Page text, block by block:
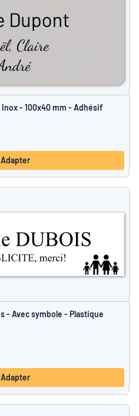
- 100x40 mm - Adhésif
Adapter
- Avec symbole - Plastique
Adapter